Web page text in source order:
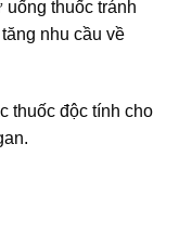
thuốc tránh
nhu cầu về
thuốc độc tính cho